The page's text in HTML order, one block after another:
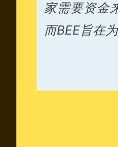
家需要资金
而BEE旨在